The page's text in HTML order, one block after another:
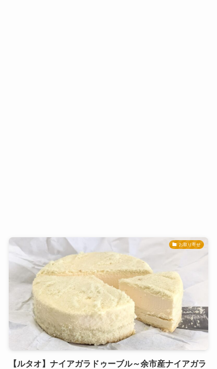
お取り寄せ
【ルタオ】ナイアガラドゥーブル～余市産ナイアガラ